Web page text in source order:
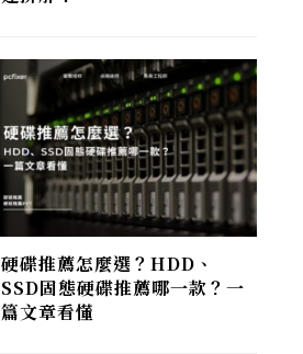
硬碟推薦怎麼選？HDD、
SSD固態硬碟推薦哪一款？一
篇文章看懂